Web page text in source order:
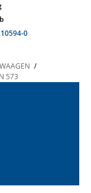
0
/
573